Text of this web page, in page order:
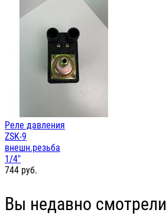
Реле давления
ZSK-9
внешн.резьба
1/4"
744 руб.
Вы недавно смотрели